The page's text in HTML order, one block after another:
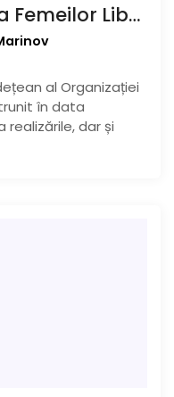
Alegeri în Organizația Femeilor Liberale Filiala Buzău
al Organizației
în data
realizările, dar și